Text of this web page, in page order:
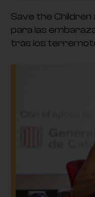
Save the
para las
tras los